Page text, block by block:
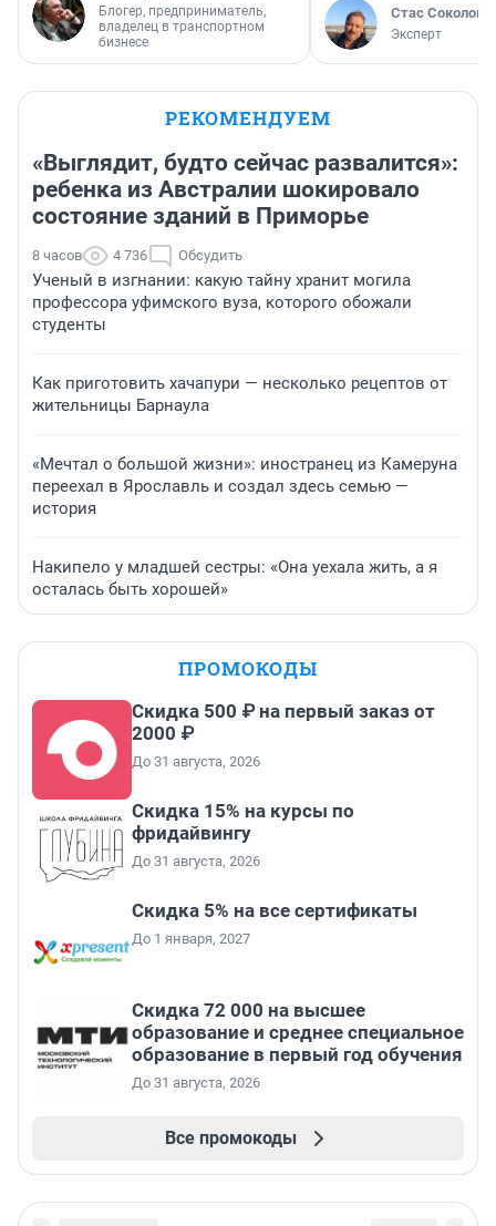
Блогер, предприниматель,
владелец в транспортном
бизнесе
Стас Соколов
Эксперт
РЕКОМЕНДУЕМ
«Выглядит, будто сейчас развалится»:
ребенка из Австралии шокировало
состояние зданий в Приморье
8 часов 4 736 Обсудить
Ученый в изгнании: какую тайну хранит могила
профессора уфимского вуза, которого обожали
студенты
Как приготовить хачапури — несколько рецептов от
жительницы Барнаула
«Мечтал о большой жизни»: иностранец из Камеруна
переехал в Ярославль и создал здесь семью —
история
Накипело у младшей сестры: «Она уехала жить, а я
осталась быть хорошей»
ПРОМОКОДЫ
Скидка 500 ₽ на первый заказ от
2000 ₽
До 31 августа, 2026
Скидка 15% на курсы по
фридайвингу
До 31 августа, 2026
Скидка 5% на все сертификаты
До 1 января, 2027
Скидка 72 000 на высшее
образование и среднее специальное
образование в первый год обучения
До 31 августа, 2026
Все промокоды